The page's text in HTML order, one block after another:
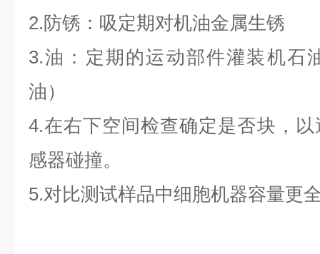
2.防锈：吸定期对机油金属生锈
3.油：定期的运动部件灌装机石
油）
4.在右下空间检查确定是否块，
感器碰撞。
5.对比测试样品中细胞机器容量更